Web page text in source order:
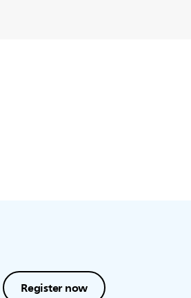
Register now